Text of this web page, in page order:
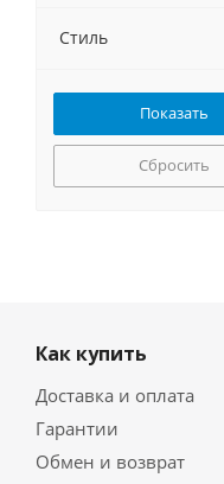
HEBERMANN
Kaiser
Kuppersbusch
LuxDorf
MAUNFELD
Стиль
Сбросить
Как купить
Доставка и оплата
Гарантии
Обмен и возврат